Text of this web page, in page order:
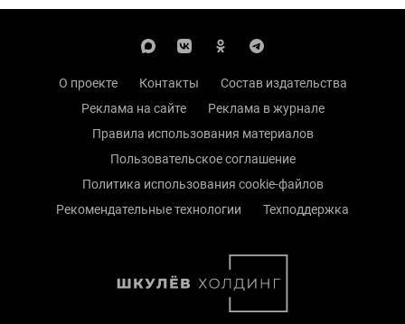
О проекте Контакты
Состав издательства
Реклама на сайте
Реклама в журнале
Правила использования материалов
Пользовательское соглашение
Политика использования cookie-файлов
Рекомендательные технологии
Техподдержка